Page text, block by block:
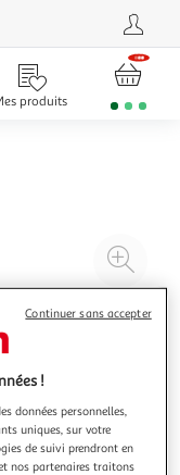
produits
à
!
données personnelles,
uniques, sur votre
de suivi prendront en
nos partenaires traitons
Continuer sans accepter